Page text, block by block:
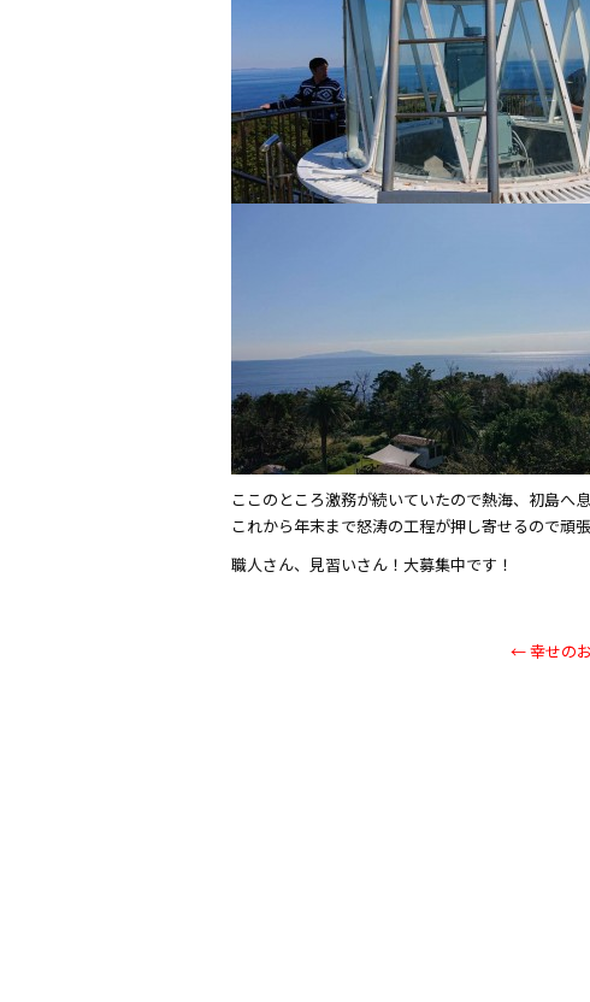
ここのところ激務が続いていたので熱海、初島へ
これから年末まで怒涛の工程が押し寄せるので頑
職人さん、見習いさん！大募集中です！
←幸せの